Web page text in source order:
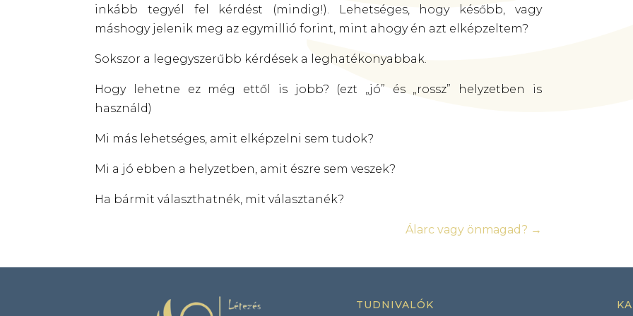
inkább tegyél fel kérdést (mindig!). Lehetséges, hogy később, vagy
máshogy jelenik meg az egymillió forint, mint ahogy én azt elképzeltem?
Sokszor a legegyszerűbb kérdések a leghatékonyabbak.
Hogy lehetne ez még ettől is jobb? (ezt „jó” és „rossz” helyzetben is
használd)
Mi más lehetséges, amit elképzelni sem tudok?
Mi a jó ebben a helyzetben, amit észre sem veszek?
Ha bármit választhatnék, mit választanék?
Álarc vagy önmagad? →
TUDNIVALÓK